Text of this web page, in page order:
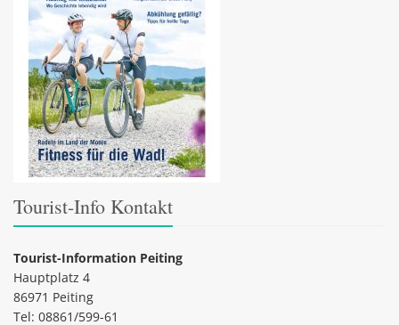
Tourist-Info Kontakt
Tourist-Information Peiting
Hauptplatz 4
86971 Peiting
Tel: 08861/599-61